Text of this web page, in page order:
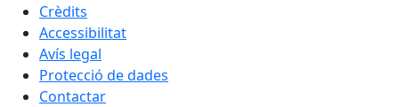
Crèdits
Accessibilitat
Avís legal
Protecció de dades
Contactar